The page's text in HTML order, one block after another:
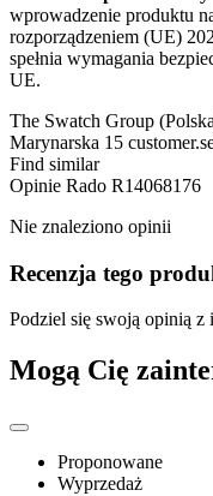
wprowadzenie produktu
rozporządzeniem (UE)
spełnia wymagania
UE.
The Swatch Group
Marynarska 15
Find similar
Opinie Rado R14068176
Nie znaleziono opinii
Recenzja tego
Podziel się swoją opinią
Mogą Cię
Proponowane
Wyprzedaż